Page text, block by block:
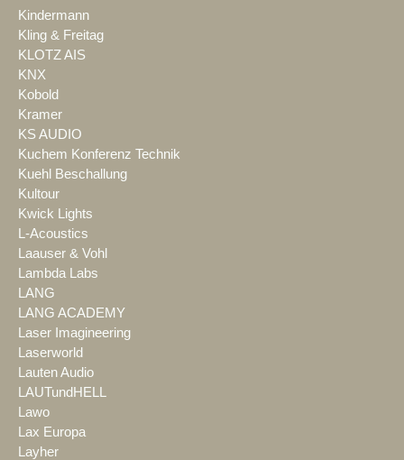
Kindermann
Kling & Freitag
KLOTZ AIS
KNX
Kobold
Kramer
KS AUDIO
Kuchem Konferenz Technik
Kuehl Beschallung
Kultour
Kwick Lights
L-Acoustics
Laauser & Vohl
Lambda Labs
LANG
LANG ACADEMY
Laser Imagineering
Laserworld
Lauten Audio
LAUTundHELL
Lawo
Lax Europa
Layher